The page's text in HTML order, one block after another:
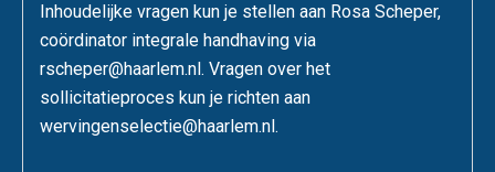
Inhoudelijke vragen kun je stellen aan Rosa Scheper,
coördinator integrale handhaving via
rscheper@haarlem.nl. Vragen over het
sollicitatieproces kun je richten aan
wervingenselectie@haarlem.nl.